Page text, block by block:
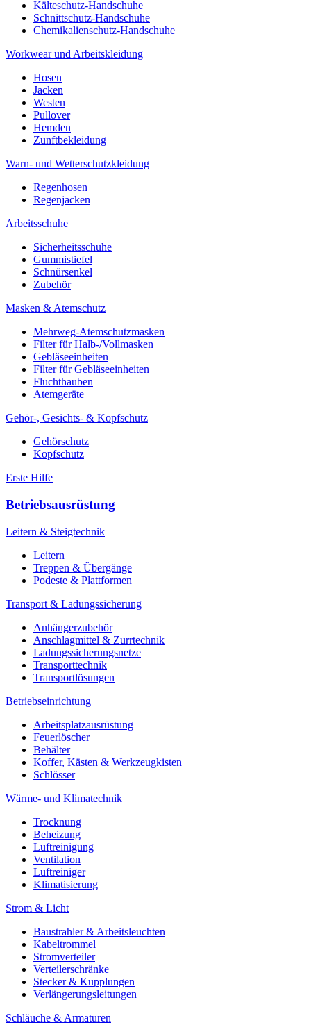
Kälteschutz-Handschuhe
Schnittschutz-Handschuhe
Chemikalienschutz-Handschuhe
Workwear und Arbeitskleidung
Hosen
Jacken
Westen
Pullover
Hemden
Zunftbekleidung
Warn- und Wetterschutzkleidung
Regenhosen
Regenjacken
Arbeitsschuhe
Sicherheitsschuhe
Gummistiefel
Schnürsenkel
Zubehör
Masken & Atemschutz
Mehrweg-Atemschutzmasken
Filter für Halb-/Vollmasken
Gebläseeinheiten
Filter für Gebläseeinheiten
Fluchthauben
Atemgeräte
Gehör-, Gesichts- & Kopfschutz
Gehörschutz
Kopfschutz
Erste Hilfe
Betriebsausrüstung
Leitern & Steigtechnik
Leitern
Treppen & Übergänge
Podeste & Plattformen
Transport & Ladungssicherung
Anhängerzubehör
Anschlagmittel & Zurrtechnik
Ladungssicherungsnetze
Transporttechnik
Transportlösungen
Betriebseinrichtung
Arbeitsplatzausrüstung
Feuerlöscher
Behälter
Koffer, Kästen & Werkzeugkisten
Schlösser
Wärme- und Klimatechnik
Trocknung
Beheizung
Luftreinigung
Ventilation
Luftreiniger
Klimatisierung
Strom & Licht
Baustrahler & Arbeitsleuchten
Kabeltrommel
Stromverteiler
Verteilerschränke
Stecker & Kupplungen
Verlängerungs­leitungen
Schläuche & Armaturen